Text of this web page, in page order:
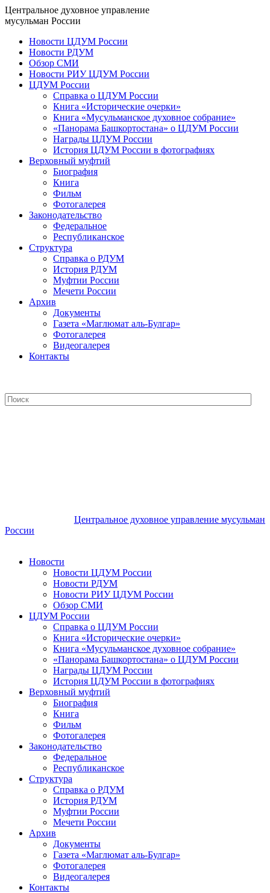
Центральное духовное управление
мусульман России
Новости ЦДУМ России
Новости РДУМ
Обзор СМИ
Новости РИУ ЦДУМ России
ЦДУМ России
Справка о ЦДУМ России
Книга «Исторические очерки»
Книга «Мусульманское духовное собрание»
«Панорама Башкортостана» о ЦДУМ России
Награды ЦДУМ России
История ЦДУМ России в фотографиях
Верховный муфтий
Биография
Книга
Фильм
Фотогалерея
Законодательство
Федеральное
Республиканское
Структура
Справка о РДУМ
История РДУМ
Муфтии России
Мечети России
Архив
Документы
Газета «Маглюмат аль-Булгар»
Фотогалерея
Видеогалерея
Контакты
Центральное духовное управление мусульман
России
Новости
Новости ЦДУМ России
Новости РДУМ
Новости РИУ ЦДУМ России
Обзор СМИ
ЦДУМ России
Справка о ЦДУМ России
Книга «Исторические очерки»
Книга «Мусульманское духовное собрание»
«Панорама Башкортостана» о ЦДУМ России
Награды ЦДУМ России
История ЦДУМ России в фотографиях
Верховный муфтий
Биография
Книга
Фильм
Фотогалерея
Законодательство
Федеральное
Республиканское
Структура
Справка о РДУМ
История РДУМ
Муфтии России
Мечети России
Архив
Документы
Газета «Маглюмат аль-Булгар»
Фотогалерея
Видеогалерея
Контакты